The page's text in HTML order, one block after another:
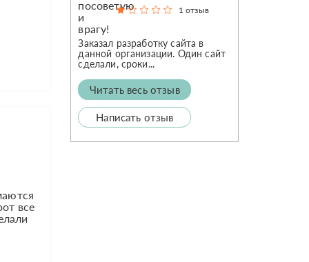
все
1 отзыв
Заказал разработку сайта в
данной организации. Один сайт
сделали, сроки...
Читать весь отзыв
Написать отзыв